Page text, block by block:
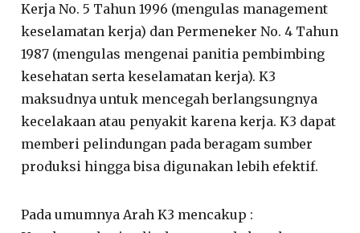
Kerja No. 5 Tahun 1996 (mengulas management
keselamatan kerja) dan Permeneker No. 4 Tahun
1987 (mengulas mengenai panitia pembimbing
kesehatan serta keselamatan kerja). K3
maksudnya untuk mencegah berlangsungnya
kecelakaan atau penyakit karena kerja. K3 dapat
memberi pelindungan pada beragam sumber
produksi hingga bisa digunakan lebih efektif.
Pada umumnya Arah K3 mencakup :